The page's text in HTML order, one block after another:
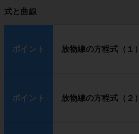
式と曲線
ポイント 放物線の方程式（１）
ポイント 放物線の方程式（２）